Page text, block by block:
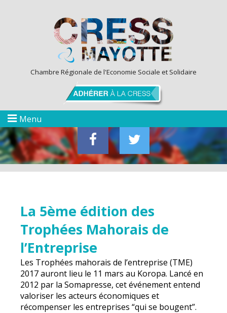
Chambre Régionale de l'Economie Sociale et Solidaire
Menu
La 5ème édition des
Trophées Mahorais de
l’Entreprise
Les Trophées mahorais de l’entreprise (TME)
2017 auront lieu le 11 mars au Koropa. Lancé en
2012 par la Somapresse, cet événement entend
valoriser les acteurs économiques et
récompenser les entreprises “qui se bougent”.